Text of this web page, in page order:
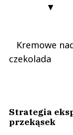
czekolada
Strategia
przekąsek